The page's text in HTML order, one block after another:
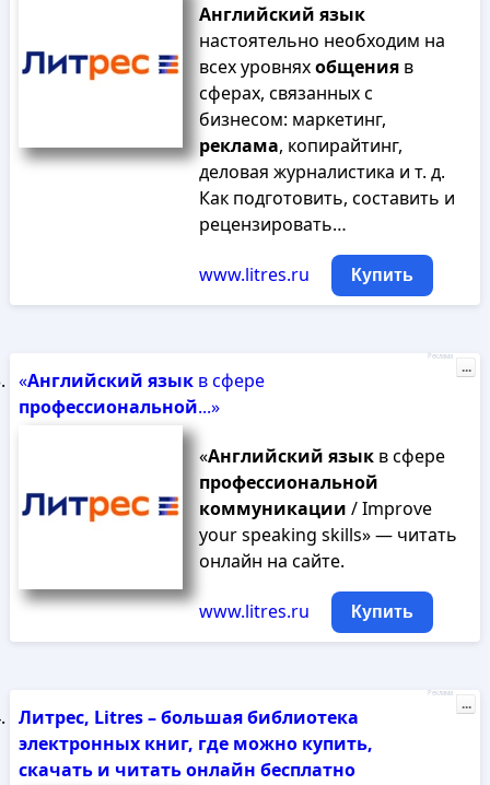
Английский язык
настоятельно необходим на
всех уровняхобщенияв
сферах, связанных с
бизнесом: маркетинг,
реклама, копирайтинг,
деловая журналистика и т. д.
Как подготовить, составить и
рецензировать…
www.litres.ru Купить
«Английский языкв сфере
профессиональной...»
«Английский языкв сфере
профессиональной
коммуникации / Improve
your speaking skills» — читать
онлайн на сайте.
www.litres.ru Купить
Реклама
...
Литрес, Litres – большая библиотека
электронных книг, где можно купить,
скачать и читать онлайн бесплатно
Реклама
...